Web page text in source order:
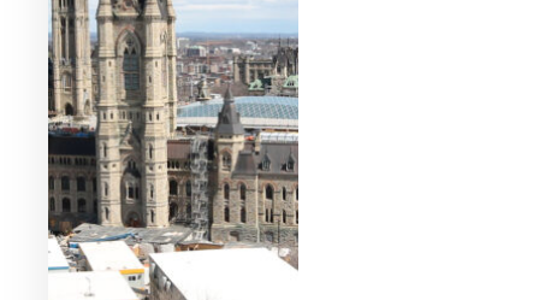
Gestion éprouvée des
risques, des projets et des
achats dans l'industrie
minière